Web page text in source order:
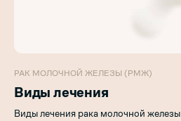
РАК МОЛОЧНОЙ ЖЕЛЕЗЫ (РМЖ)
Виды лечения
Виды лечения рака молочной железы